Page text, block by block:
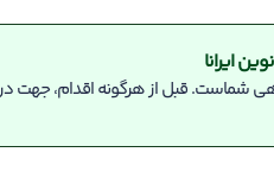
ایرانا
شماست. قبل از هرگونه اقدام، جهت